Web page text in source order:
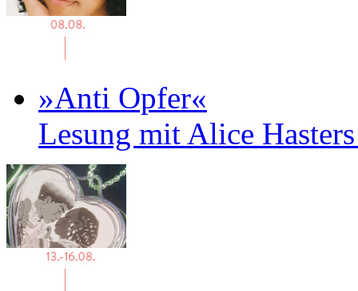
»Anti Opfer«
Lesung mit Alice